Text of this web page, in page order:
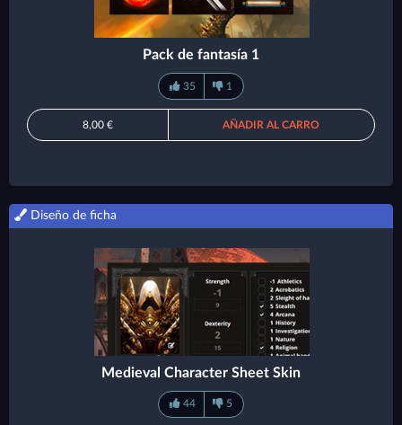
Pack de fantasía 1
35 1
8,00 € AÑADIR AL CARRO
Diseño de ficha
Medieval Character Sheet Skin
44 5